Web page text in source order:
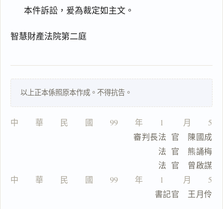
本件訴訟，爰為裁定如主文。
智慧財產法院第二庭
以上正本係照原本作成。不得抗告。
中　　華　　民　　國　　99　　年　　1　　 月　　5　
                              審判長法  官　陳國成
                                    法  官　熊誦梅
                                    法  官　曾啟謀
中　　華　　民　　國　　99　　年　　1　　 月　　5　
書記官　王月伶
複
製
全
文